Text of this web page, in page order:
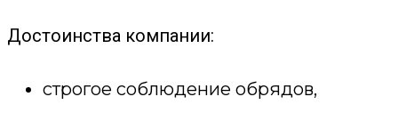
Достоинства компании:
строгое соблюдение обрядов,